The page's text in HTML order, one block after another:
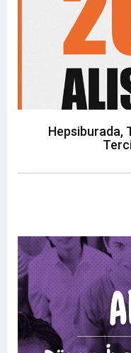
Hepsiburada,